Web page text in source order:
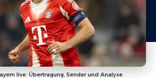
live: Übertragung, Sender und Analyse